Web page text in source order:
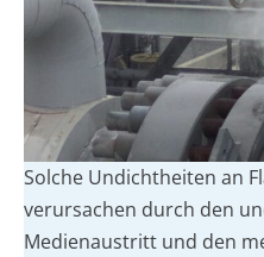
Solche Undichtheiten an
verursachen durch den
Medienaustritt und den